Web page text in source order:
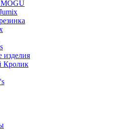
изделия
Кролик